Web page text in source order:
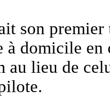
son
à domicile
au lieu de